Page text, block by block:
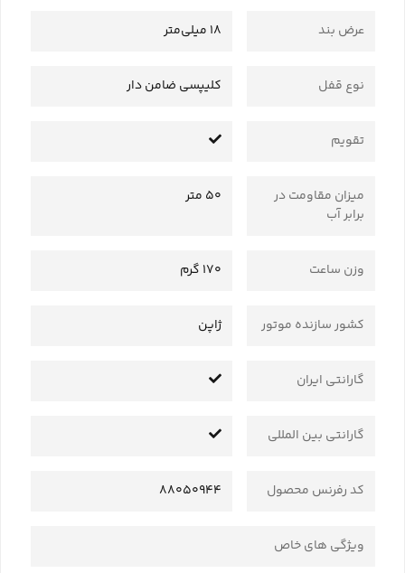
عرض بند 18 میلی‌متر
نوع قفل کلیپسی ضامن دار
تقویم
میزان مقاومت در
برابر آب
50 متر
وزن ساعت 170 گرم
کشور سازنده موتور ژاپن
گارانتی ایران
گارانتی بین المللی
کد رفرنس محصول 88050944
ویژگی های خاص